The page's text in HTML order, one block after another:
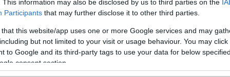
This information may also be disclosed by us to third parties on the
Participants that may further disclose it to other third parties.
that this website/app uses one or more Google services and may
but not limited to your visit or usage behaviour. You may
to Google and its third-party tags to use your data for below
consent section.
GT
Telefonkönyv db dinamikus
Min. memória 8 GB